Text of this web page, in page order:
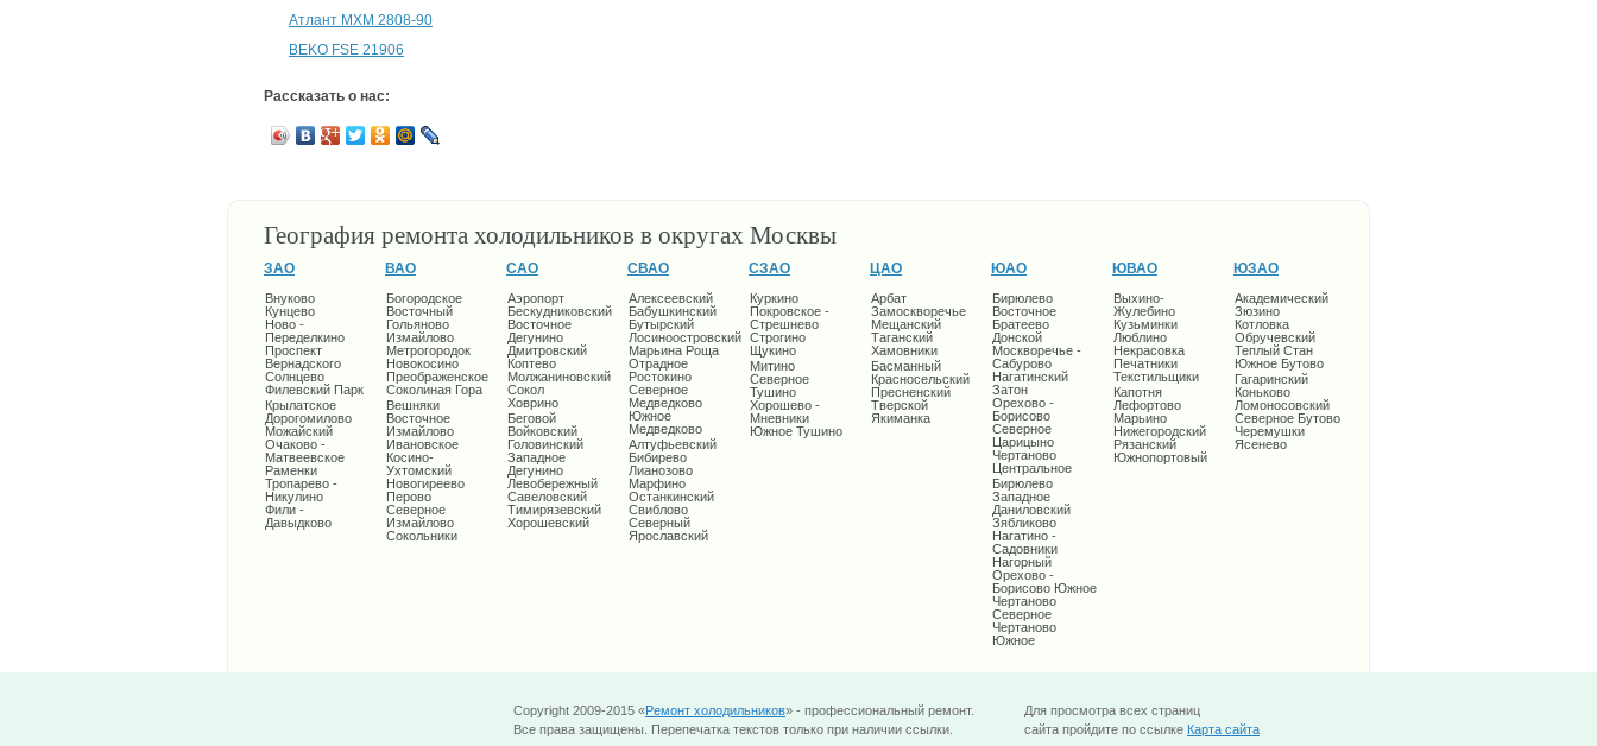
Атлант МХМ 2808-90
BEKO FSE 21906
Рассказать о нас:
География ремонта холодильников в округах Москвы
ЗАО
Внуково
Кунцево
Ново -
Переделкино
Проспект
Вернадского
Солнцево
Филевский Парк
Крылатское
Дорогомилово
Можайский
Очаково -
Матвеевское
Раменки
Тропарево -
Никулино
Фили -
Давыдково
ВАО
Богородское
Восточный
Гольяново
Измайлово
Метрогородок
Новокосино
Преображенское
Соколиная Гора
Вешняки
Восточное
Измайлово
Ивановское
Косино-
Ухтомский
Новогиреево
Перово
Северное
Измайлово
Сокольники
САО
Аэропорт
Бескудниковский
Восточное
Дегунино
Дмитровский
Коптево
Молжаниновский
Сокол
Ховрино
Беговой
Войковский
Головинский
Западное
Дегунино
Левобережный
Савеловский
Тимирязевский
Хорошевский
СВАО
Алексеевский
Бабушкинский
Бутырский
Лосиноостровский
Марьина Роща
Отрадное
Ростокино
Северное
Медведково
Южное
Медведково
Алтуфьевский
Бибирево
Лианозово
Марфино
Останкинский
Свиблово
Северный
Ярославский
СЗАО
Куркино
Покровское -
Стрешнево
Строгино
Щукино
Митино
Северное
Тушино
Хорошево -
Мневники
Южное Тушино
ЦАО
Арбат
Замоскворечье
Мещанский
Таганский
Хамовники
Басманный
Красносельский
Пресненский
Тверской
Якиманка
ЮАО
Бирюлево
Восточное
Братеево
Донской
Москворечье -
Сабурово
Нагатинский
Затон
Орехово -
Борисово
Северное
Царицыно
Чертаново
Центральное
Бирюлево
Западное
Даниловский
Зябликово
Нагатино -
Садовники
Нагорный
Орехово -
Борисово Южное
Чертаново
Северное
Чертаново
Южное
ЮВАО
Выхино-
Жулебино
Кузьминки
Люблино
Некрасовка
Печатники
Текстильщики
Капотня
Лефортово
Марьино
Нижегородский
Рязанский
Южнопортовый
ЮЗАО
Академический
Зюзино
Котловка
Обручевский
Теплый Стан
Южное Бутово
Гагаринский
Коньково
Ломоносовский
Северное Бутово
Черемушки
Ясенево
Copyright 2009-2015 «Ремонт холодильников» - профессиональный ремонт.
Все права защищены. Перепечатка текстов только при наличии ссылки.
Для просмотра всех страниц
сайта пройдите по ссылке Карта сайта